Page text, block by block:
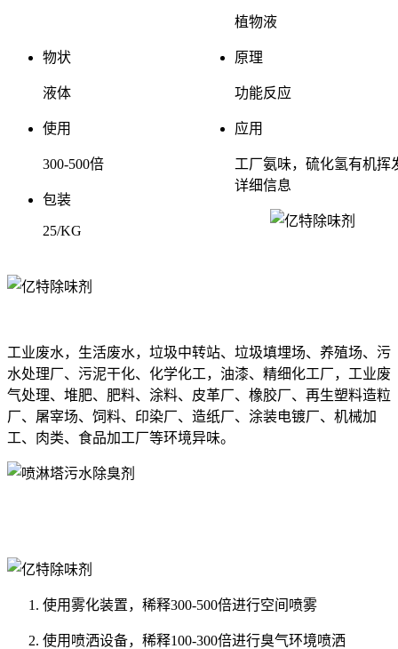
植物液
物状
液体
原理
功能反应
使用
300-500倍
应用
工厂氨味，硫化氢有机挥
包装
25/KG
详细信息
工业废水，生活废水，垃圾中转站、垃圾填埋场、养殖场、污
水处理厂、污泥干化、化学化工，油漆、精细化工厂，工业废
气处理、堆肥、肥料、涂料、皮革厂、橡胶厂、再生塑料造粒
厂、屠宰场、饲料、印染厂、造纸厂、涂装电镀厂、机械加
工、肉类、食品加工厂等环境异味。
使用雾化装置，稀释300-500倍进行空间喷雾
使用喷洒设备，稀释100-300倍进行臭气环境喷洒